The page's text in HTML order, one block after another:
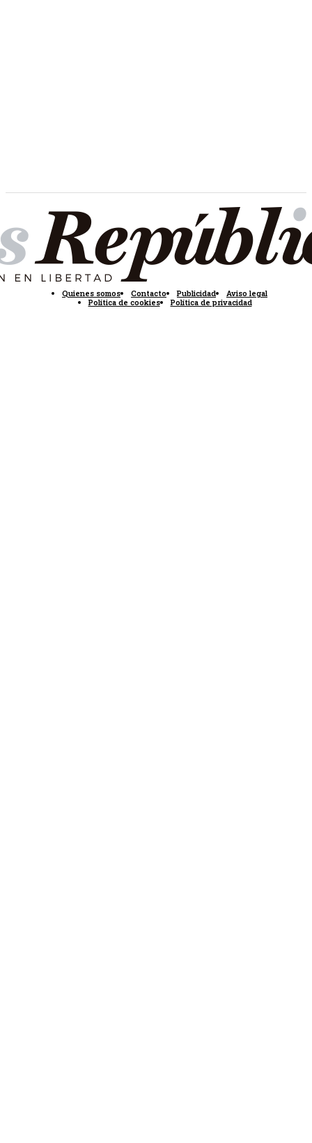
Quienes somos Contacto Publicidad
Aviso legal
Política de cookies
Política de privacidad